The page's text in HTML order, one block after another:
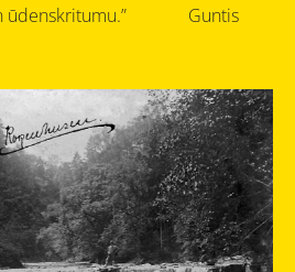
un ūdenskritumu.” Guntis